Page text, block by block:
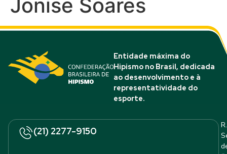
Jonise Soares
Entidade máxima do
Hipismo no Brasil, dedicada
ao desenvolvimento e à
representatividade do
esporte.
(21) 2277-9150
R.